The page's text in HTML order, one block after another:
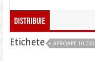
Distribuie
Etichete APROAPE